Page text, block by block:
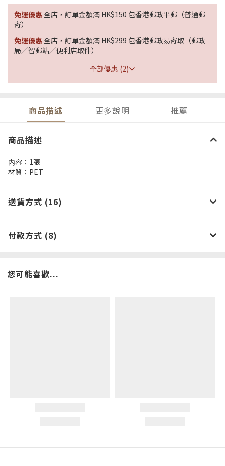
免運優惠全店，訂單金額滿 HK$150 包香港郵政平郵（普通郵
寄）
免運優惠全店，訂單金額滿 HK$299 包香港郵政易寄取（郵政
局／智郵站／便利店取件）
全部優惠 (2)
商品描述 更多說明 推薦
商品描述
内容：1張
材質：PET
送貨方式 (16)
付款方式 (8)
您可能喜歡...